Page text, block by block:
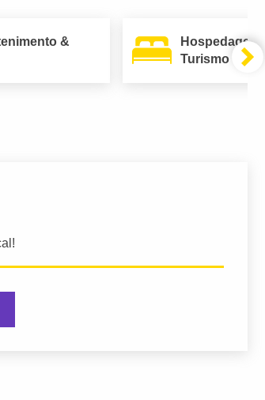
&
Hospedagem
Turismo